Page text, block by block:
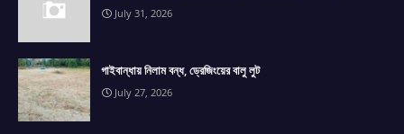
July 31, 2026
গাইবান্ধায় নিলাম বন্ধ, ড্রেজিংয়ের বালু লুট
July 27, 2026